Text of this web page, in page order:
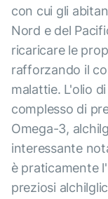
con cui gli
Nord e del
ricaricare le
rafforzando il
malattie. L'olio
complesso di
Omega-3,
interessante
è praticamente
preziosi